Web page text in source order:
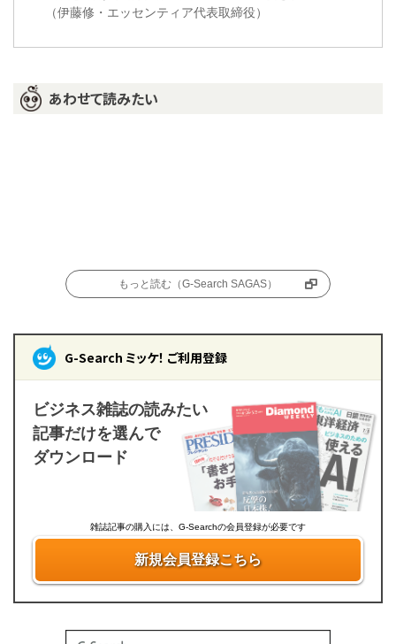
（伊藤修・エッセンティア代表取締役）
あわせて読みたい
もっと読む（G-Search SAGAS）
G-Search ミッケ！ ご利用登録
ビジネス雑誌の読みたい
記事だけを選んで
ダウンロード
雑誌記事の購入には、G-Searchの会員登録が必要です
新規会員登録こちら